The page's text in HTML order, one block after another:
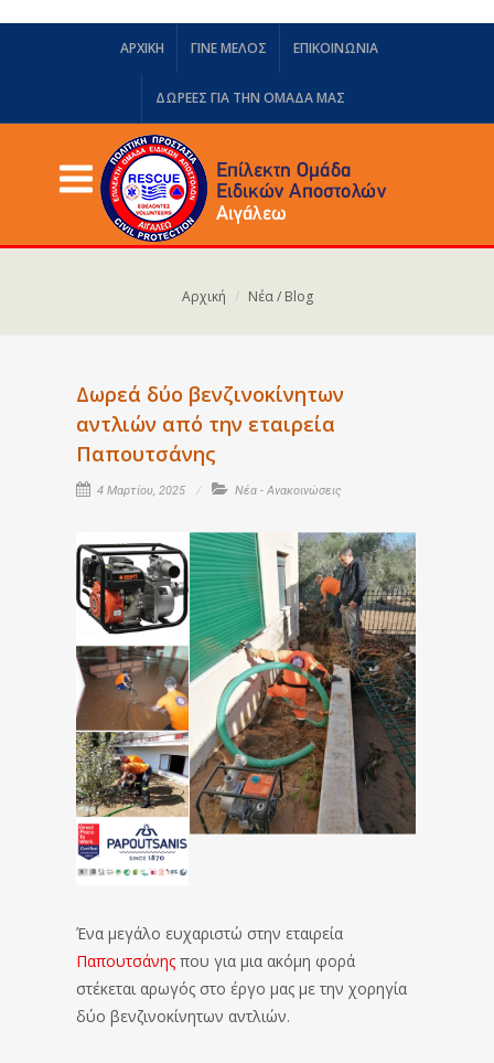
ΑΡΧΙΚΗ ΓΙΝΕ ΜΕΛΟΣ ΕΠΙΚΟΙΝΩΝΙΑ
ΔΩΡΕΈΣ ΓΙΑ ΤΗΝ ΟΜΆΔΑ ΜΑΣ
Αρχική Νέα / Blog
Δωρεά δύο βενζινοκίνητων
αντλιών από την εταιρεία
Παπουτσάνης
4 Μαρτίου, 2025 Νέα - Ανακοινώσεις
Ένα μεγάλο ευχαριστώ στην εταιρεία
Παπουτσάνης που για μια ακόμη φορά
στέκεται αρωγός στο έργο μας με την χορηγία
δύο βενζινοκίνητων αντλιών.